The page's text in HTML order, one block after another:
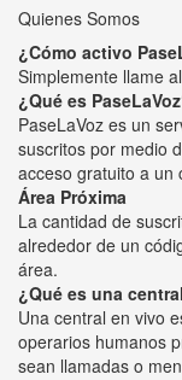
Quienes Somos
¿Cómo activo
Simplemente llame al
¿Qué es
PaseLaVoz es un
suscritos por medio
acceso gratuito a un
Área Próxima
La cantidad de
alrededor de un
área.
¿Qué es una
Una central en vivo
operarios humanos
sean llamadas o